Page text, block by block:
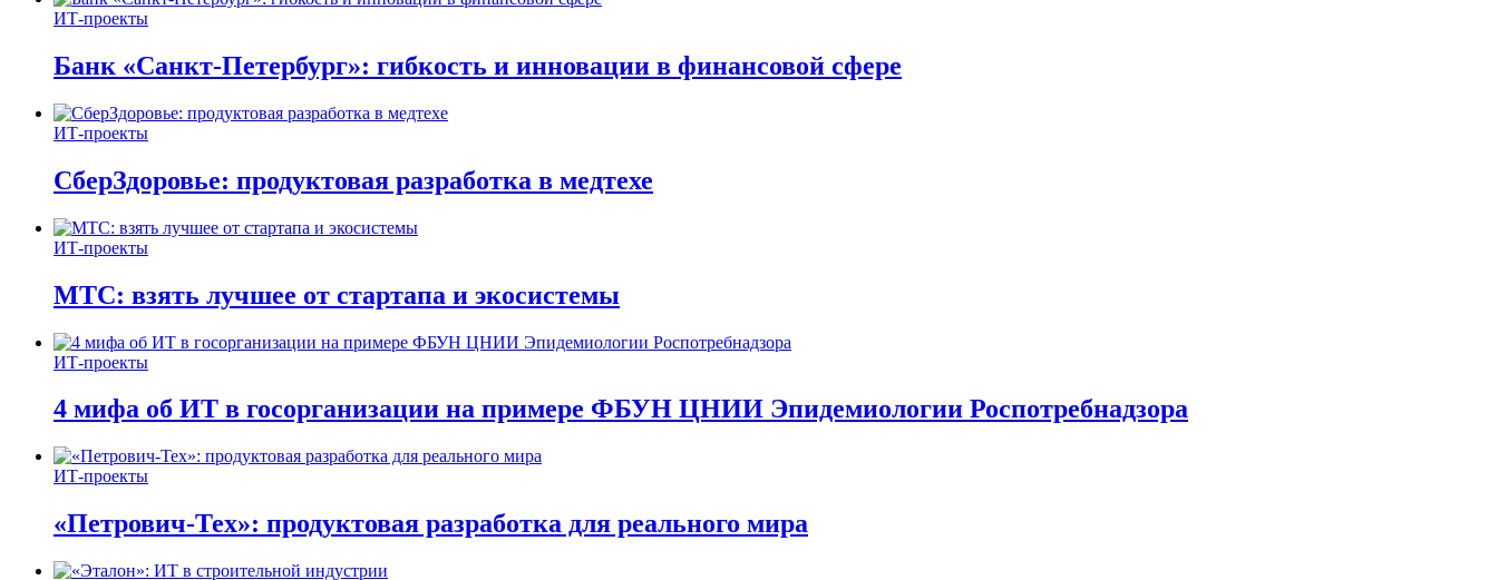
ИТ-проекты
Банк «Санкт-Петербург»: гибкость и инновации в финансовой сфере
ИТ-проекты
СберЗдоровье: продуктовая разработка в медтехе
ИТ-проекты
МТС: взять лучшее от стартапа и экосистемы
ИТ-проекты
4 мифа об ИТ в госорганизации на примере ФБУН ЦНИИ Эпидемиологии Роспотребнадзора
ИТ-проекты
«Петрович-Тех»: продуктовая разработка для реального мира